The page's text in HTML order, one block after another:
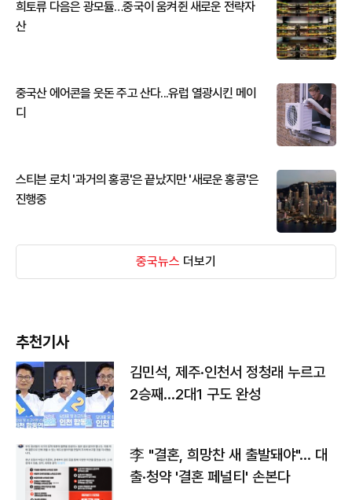
희토류 다음은 광모듈…중국이 움켜쥔 새로운 전략자
산
중국산 에어콘을 웃돈 주고 산다...유럽 열광시킨 메이
디
스티븐 로치 '과거의 홍콩'은 끝났지만 '새로운 홍콩'은
진행중
중국뉴스 더보기
추천기사
김민석, 제주·인천서 정청래 누르고
2승째…2대1 구도 완성
李 "결혼, 희망찬 새 출발돼야"… 대
출·청약 '결혼 페널티' 손본다